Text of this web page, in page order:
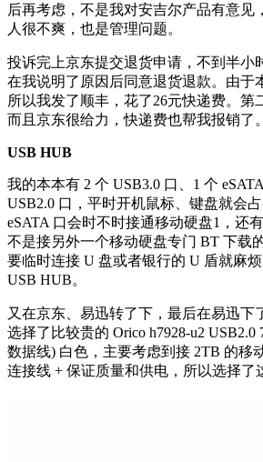
后再考虑，不是我对安吉尔产品有意见
人很不爽，也是管理问题。
投诉完上京东提交退货申请，不到半小
在我说明了原因后同意退货退款。由于
所以我发了顺丰，花了26元快递费。第
而且京东很给力，快递费也帮我报销了。
USB HUB
我的本本有 2 个 USB3.0 口、1 个
USB2.0 口，平时开机鼠标、键盘就会占
eSATA 口会时不时接通移动硬盘1，还
不是接另外一个移动硬盘专门 BT 下载
要临时连接 U 盘或者银行的 U 盾就麻
USB HUB。
又在京东、易迅转了下，最后在易迅下
选择了比较贵的 Orico h7928-u2
数据线) 白色，主要考虑到接 2TB 的移
连接线 + 保证质量和供电，所以选择了